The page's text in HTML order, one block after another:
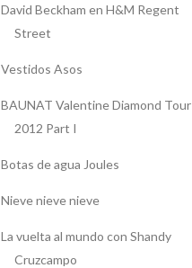
David Beckham en H&M Regent
Street
Vestidos Asos
BAUNAT Valentine Diamond Tour
2012 Part I
Botas de agua Joules
Nieve nieve nieve
La vuelta al mundo con Shandy
Cruzcampo